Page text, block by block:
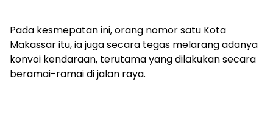
Pada kesmepatan ini, orang nomor satu Kota
Makassar itu, ia juga secara tegas melarang adanya
konvoi kendaraan, terutama yang dilakukan secara
beramai-ramai di jalan raya.